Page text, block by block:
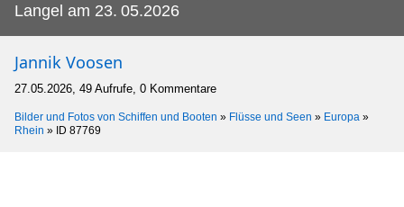
Langel am 23. 05.2026
Jannik Voosen
27.05.2026, 49 Aufrufe, 0 Kommentare
Bilder und Fotos von Schiffen und Booten » Flüsse und Seen » Europa »
Rhein » ID 87769